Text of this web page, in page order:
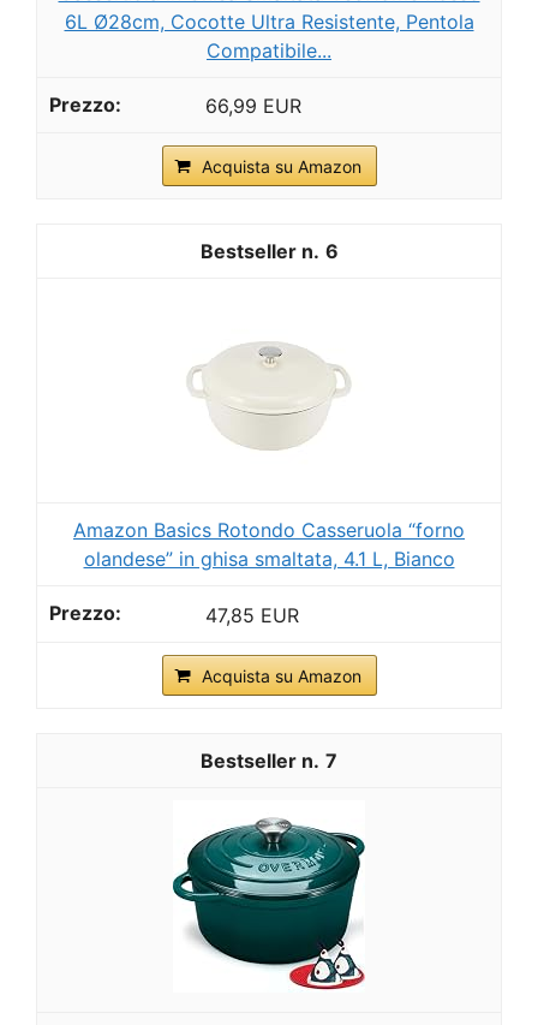
6L Ø28cm, Cocotte Ultra Resistente, Pentola
Compatibile...
66,99 EUR
Acquista su Amazon
6
Amazon Basics Rotondo Casseruola “forno
olandese” in ghisa smaltata, 4.1 L, Bianco
47,85 EUR
Acquista su Amazon
7